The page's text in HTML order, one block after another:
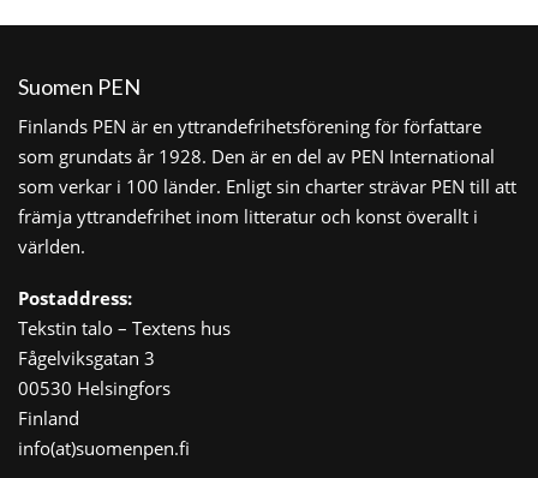
Suomen PEN
Finlands PEN är en yttrandefrihetsförening för författare
som grundats år 1928. Den är en del av PEN International
som verkar i 100 länder. Enligt sin charter strävar PEN till att
främja yttrandefrihet inom litteratur och konst överallt i
världen.
Postaddress:
Tekstin talo – Textens hus
Fågelviksgatan 3
00530 Helsingfors
Finland
info(at)suomenpen.fi